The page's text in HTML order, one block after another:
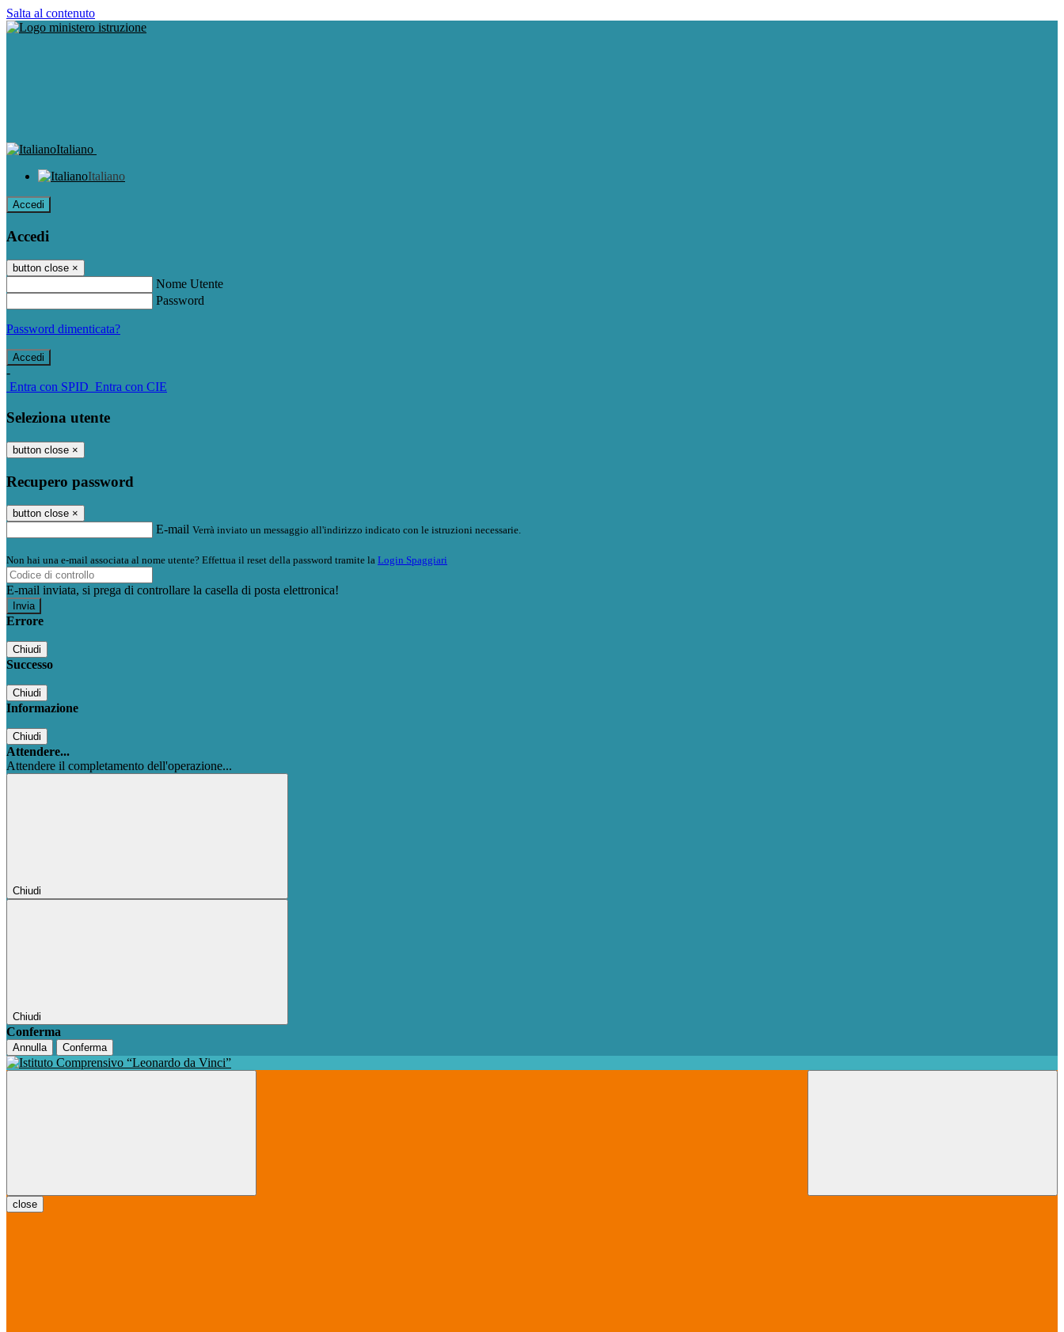
Salta al contenuto
Italiano
Italiano
Accedi
Accedi
button close ×
Nome Utente
Password
Password dimenticata?
-
Entra con SPID Entra con CIE
Seleziona utente
button close ×
Recupero password
button close ×
E-mail Verrà inviato un messaggio all'indirizzo indicato con le istruzioni necessarie.
Non hai una e-mail associata al nome utente? Effettua il reset della password tramite la Login Spaggiari
E-mail inviata, si prega di controllare la casella di posta elettronica!
Errore
Chiudi
Successo
Chiudi
Informazione
Chiudi
Attendere...
Attendere il completamento dell'operazione...
Chiudi
Chiudi
Conferma
Annulla Conferma
close